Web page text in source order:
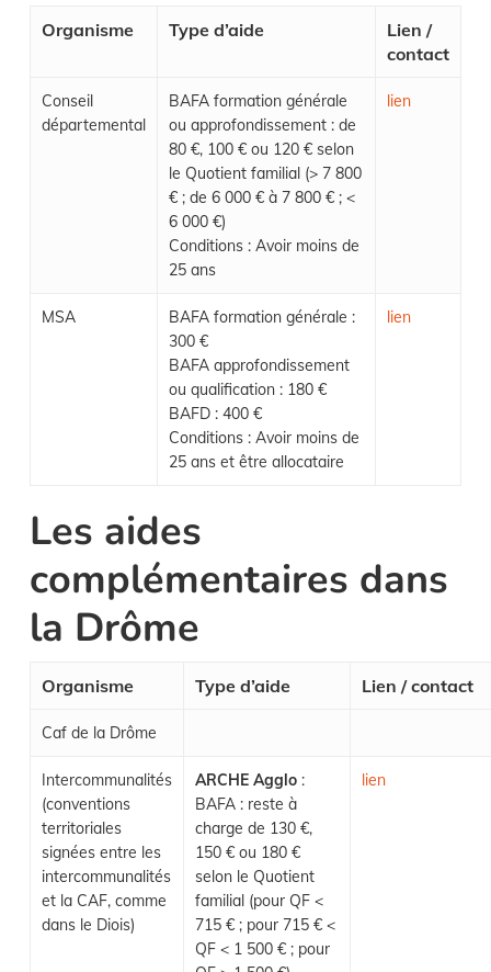
Organisme Type d’aide
Lien /
contact
Conseil
départemental
BAFA formation générale
ou approfondissement : de
80 €, 100 € ou 120 € selon
le Quotient familial (> 7 800
€ ; de 6 000 € à 7 800 € ; <
6 000 €)
Conditions : Avoir moins de
25 ans
lien
MSA
BAFA formation générale :
300 €
BAFA approfondissement
ou qualification : 180 €
BAFD : 400 €
Conditions : Avoir moins de
25 ans et être allocataire
lien
Les aides
complémentaires dans
la Drôme
Organisme Type d’aide Lien / contact
Caf de la Drôme
Intercommunalités
(conventions
territoriales
signées entre les
intercommunalités
et la CAF, comme
dans le Diois)
ARCHE Agglo:
BAFA : reste à
charge de 130 €,
150 € ou 180 €
selon le Quotient
familial (pour QF <
715 € ; pour 715 € <
QF < 1 500 € ; pour
lien